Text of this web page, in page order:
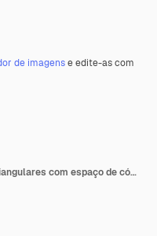
de imagense edite-as com
Camada plana de sanduíches triangulares com espaço de cópia